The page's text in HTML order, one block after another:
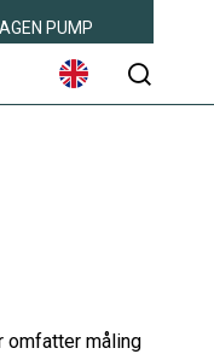
PUMP
omfatter måling